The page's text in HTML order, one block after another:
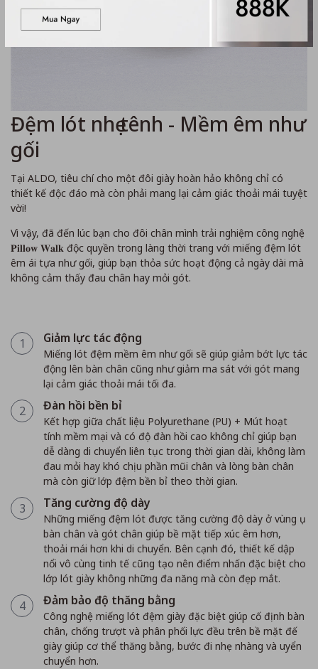
Đệm lót nhẹ tênh - Mềm êm như
gối
Tại ALDO, tiêu chí cho một đôi giày hoàn hảo không chỉ có
thiết kế độc đáo mà còn phải mang lại cảm giác thoải mái tuyệt
vời!
Vì vậy, đã đến lúc bạn cho đôi chân mình trải nghiệm công nghệ
𝐏𝐢𝐥𝐥𝐨𝐰 𝐖𝐚𝐥𝐤 độc quyền trong làng thời trang với miếng đệm lót
êm ái tựa như gối, giúp bạn thỏa sức hoạt động cả ngày dài mà
không cảm thấy đau chân hay mỏi gót.
1 Giảm lực tác động
Miếng lót đệm mềm êm như gối sẽ giúp giảm bớt lực tác
động lên bàn chân cũng như giảm ma sát với gót mang
lại cảm giác thoải mái tối đa.
2 Đàn hồi bền bỉ
Kết hợp giữa chất liệu Polyurethane (PU) + Mút hoạt
tính mềm mại và có độ đàn hồi cao không chỉ giúp bạn
dễ dàng di chuyển liên tục trong thời gian dài, không làm
đau mỏi hay khó chịu phần mũi chân và lòng bàn chân
mà còn giữ lớp đệm bền bỉ theo thời gian.
3 Tăng cường độ dày
Những miếng đệm lót được tăng cường độ dày ở vùng ụ
bàn chân và gót chân giúp bề mặt tiếp xúc êm hơn,
thoải mái hơn khi di chuyển. Bên cạnh đó, thiết kế dập
nổi vô cùng tinh tế cũng tạo nên điểm nhấn đặc biệt cho
lớp lót giày không những đa năng mà còn đẹp mắt.
4 Đảm bảo độ thăng bằng
Công nghệ miếng lót đệm giày đặc biệt giúp cố định bàn
chân, chống trượt và phân phối lực đều trên bề mặt đế
giày giúp cơ thể thăng bằng, bước đi nhẹ nhàng và uyển
chuyển hơn.